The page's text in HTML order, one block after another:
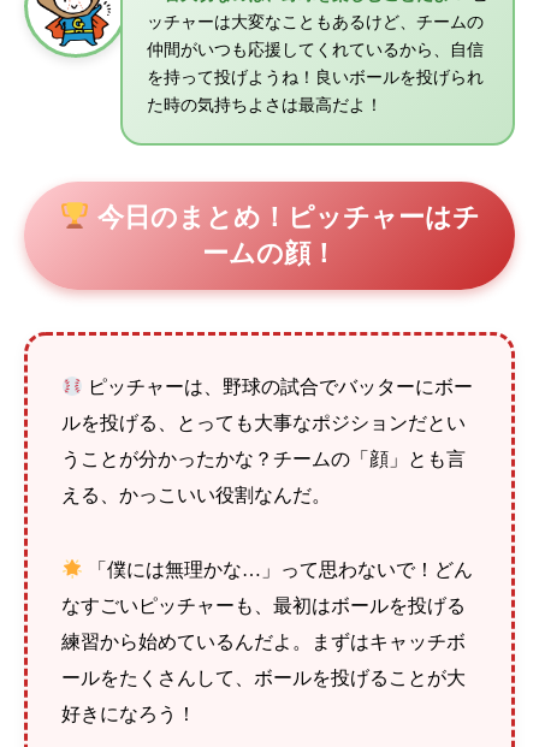
ッチャーは大変なこともあるけど、チームの
仲間がいつも応援してくれているから、自信
を持って投げようね！良いボールを投げられ
た時の気持ちよさは最高だよ！
今日のまとめ！ピッチャーはチ
ームの顔！
ピッチャーは、野球の試合でバッターにボー
ルを投げる、とっても大事なポジションだとい
うことが分かったかな？チームの「顔」とも言
える、かっこいい役割なんだ。
「僕には無理かな…」って思わないで！どん
なすごいピッチャーも、最初はボールを投げる
練習から始めているんだよ。まずはキャッチボ
ールをたくさんして、ボールを投げることが大
好きになろう！